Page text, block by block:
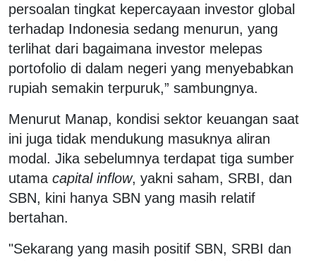
persoalan tingkat kepercayaan investor global
terhadap Indonesia sedang menurun, yang
terlihat dari bagaimana investor melepas
portofolio di dalam negeri yang menyebabkan
rupiah semakin terpuruk,” sambungnya.
Menurut Manap, kondisi sektor keuangan saat
ini juga tidak mendukung masuknya aliran
modal. Jika sebelumnya terdapat tiga sumber
utama capital inflow, yakni saham, SRBI, dan
SBN, kini hanya SBN yang masih relatif
bertahan.
"Sekarang yang masih positif SBN, SRBI dan